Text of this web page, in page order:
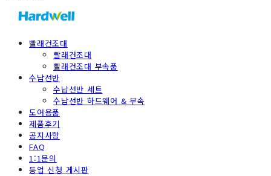
빨래건조대
빨래건조대
빨래건조대 부속품
수납선반
수납선반 세트
수납선반 하드웨어 & 부속
도어용품
제품후기
공지사항
FAQ
1:1문의
등업 신청 게시판